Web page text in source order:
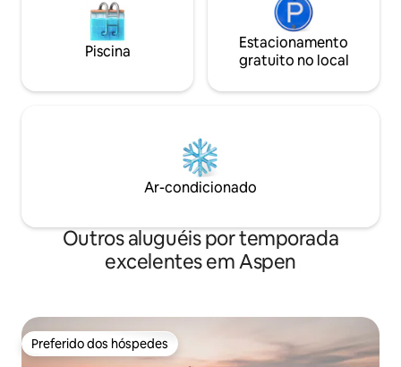
Piscina
Estacionamento
gratuito no local
Ar-condicionado
Outros aluguéis por temporada
excelentes em Aspen
Preferido dos hóspedes
Preferido dos hóspedes